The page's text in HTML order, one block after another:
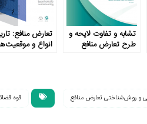
تشابه و تفاوت لایحه و
طرح تعارض منافع
تعارض منافع:
انواع و
و روش‌شناختی تعارض منافع قوه